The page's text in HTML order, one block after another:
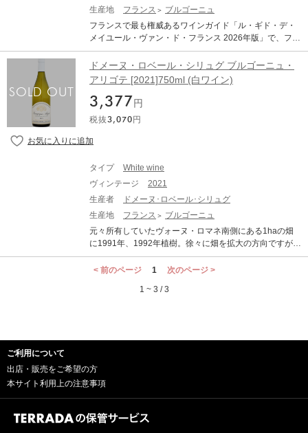
って、そして介入を最小限にした方法でワイン造りを行
において卓越性を目指しており、まるでオートクチュー
ルの作品のような繊細で直線的、緊張感がありながら飾
醸造について】 ドメーヌ・テール・ド・ヴェル時代から
ビオロジック栽培されていましたが、ドメーヌ・ピエー
ジュレ時代から実践してきたビオディナミに転換。生
命、土壌、その周囲、エネルギー、そして自然を尊重す
ることを哲学としています。またブドウ樹はマサル セレ
ヤ方式で剪定されています。古樹を可能な限り最良の生
育・生産バランスに導くために、イタリア人農学者であ
ニットのサポートを受けています。 醸造は、熟度に応じ
て収穫日を決定し、収穫はすべて手摘み。ワイン造りで
はほとんど介入せず、可能な限りシンプルに行います。S
O2は最低限使用し、優しい抽出を行います。果実のピュ
に抑え、テロワールを再現するためにのみ使います。一
長く、ワインが自然に安定するために、二冬越します。
行い、6ヶ月熟成後に瓶詰します。 赤：レジョナル以外
にて約15日間かけて発酵。樽での熟成は約18ヶ月。その
ます。 オーセイ・デュレスの古樹アリゴテ オクセイ・デ
ュレスのスー・ル・シャトレ（0.24ヘクタール）とフォ
ンテーヌ・ド・ムール（0.2252ヘクタール）の区画のア
リゴテを使用しています。土壌は耕起され、その後草が
生産地
フランス
ブルゴーニュ
フランスで最も権威あるワインガイド「ル・ギド・デ・
メイユール・ヴァン・ド・フランス 2026年版」で、フィ
リップ・パカレが遂に3つ星に昇格!卓越したテロワール
を基に、揺るぎない高品質は、パカレ率いるチームの努
力の賜物でしょう! ビオディナミ農法の先駆者であり、自
然派ワインの代名詞とも言われる造り手フィリップ・パ
カレ！ 「ディーヴ・ブテイユ」等サロンでも相変わらず
大人気の「フィリップ・パカレ」。近年の「フィリッ
プ」のワインは「難しさ」が抜けて「幸せな美味し
さ」。故「マルセル・ラピエール」を叔父に持ちディジ
醸造を体系化した「ジュール・ショヴェ」に師事した。
「ジュール・ショヴェ」に学んだヴィニュロンは数多い
が「フィリップ」が最後の教え子で全てを学んだと言わ
れている。その後、「プリューレ・ロック」の醸造を10
年間担当。彼が「プリューレ・ロック」で造ったワイン
いもあったようだが、 2001年「フィリップ・パカレ」と
して独立した。 「ブルゴーニュ・アリゴテ」は、ピュリ
らアリゴテが植えられていた。樹齢は50年を超えるので
収量は少なく、石灰岩盤の畑らしいミネラル感、火打石
要な量の雨が降ってくれたおかげで、シャルドネやアリ
ゴテの品質に不可欠なフレッシュさを十分に保ちなが
ら、完熟することができました。ただ、年間の降雨量だ
た気候は、気候変動の影響でしょう。2022年10月以降の
ドメーヌ・ロベール・シリュグ ブルゴーニュ・
アリゴテ [2021]750ml (白ワイン)
3,377 円
税抜3,070 円
タイプ
White wine
ヴィンテージ
2021
生産者
ドメーヌ･ロベール･シリュグ
生産地
フランス
ブルゴーニュ
元々所有していたヴォーヌ・ロマネ南側にある1haの畑
に1991年、1992年植樹。徐々に畑を拡大の方向ですが、
今は生産数が少なく、地元で消費されている稀少なキュ
ヴェ。 1960年創業の非常に小規模なワイン生産者。化学
厳しく制限することで、地球環境に配慮した高品質ワイ
がっています。 数年前からDRC(ドメーヌ・ド・ラ・ロ
入したことにより、ヴィンテージの出来に関わらず､雑味
や青味のない甘く熟した果実だけを選別できるようにな
手として注目を集めています。 「ブルゴーニュ・アリゴ
< 前のページ 1
次のページ >
1 ~ 3 / 3
ご利用について
出店・販売をご希望の方
本サイト利用上の注意事項